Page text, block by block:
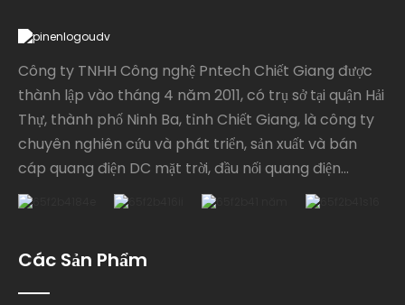
Công ty TNHH Công nghệ Pntech Chiết Giang được
thành lập vào tháng 4 năm 2011, có trụ sở tại quận Hải
Thự, thành phố Ninh Ba, tỉnh Chiết Giang, là công ty
chuyên nghiên cứu và phát triển, sản xuất và bán
cáp quang điện DC mặt trời, đầu nối quang điện...
Các Sản Phẩm